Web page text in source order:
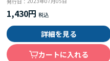
のＱ＆Ａ
1,430円
詳細を見る
カートに入れる